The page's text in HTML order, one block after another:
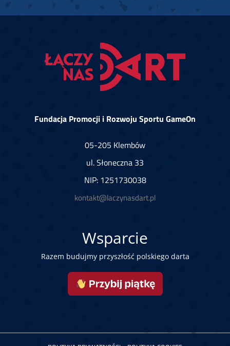
Fundacja Promocji i Rozwoju Sportu GameOn
05-205 Klembów
ul. Słoneczna 33
NIP: 1251730038
kontakt@laczynasdart.pl
Wsparcie
Razem budujmy przyszłość polskiego darta